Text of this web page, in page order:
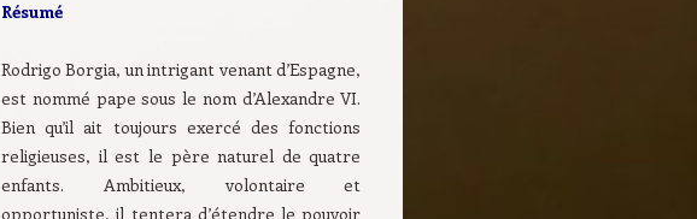
Résumé
Rodrigo Borgia, un intrigant venant d’Espagne,
est nommé pape sous le nom d’Alexandre VI.
Bien qu’il ait toujours exercé des fonctions
religieuses, il est le père naturel de quatre
enfants. Ambitieux, volontaire et
opportuniste, il tentera d’étendre le pouvoir